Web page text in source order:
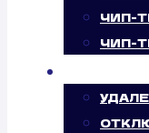
ЧИП-
ЧИП-